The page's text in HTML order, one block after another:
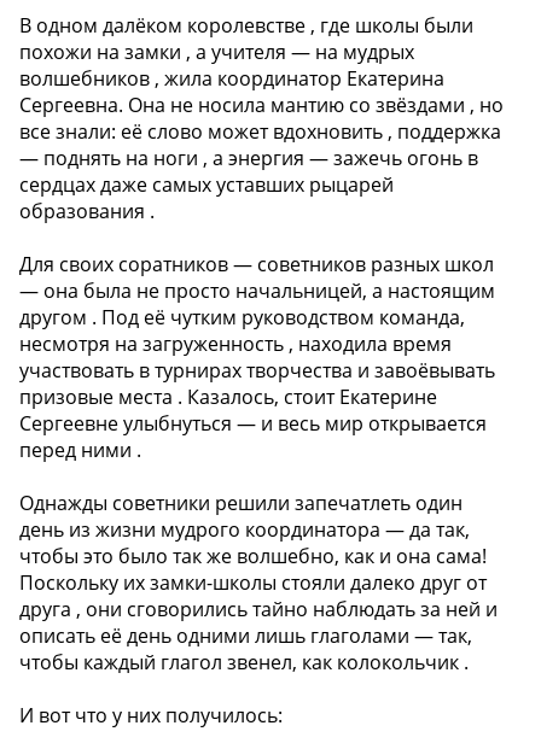
В одном далёком королевстве , где школы были
похожи на замки , а учителя — на мудрых
волшебников , жила координатор Екатерина
Сергеевна. Она не носила мантию со звёздами , но
все знали: её слово может вдохновить , поддержка
— поднять на ноги , а энергия — зажечь огонь в
сердцах даже самых уставших рыцарей
образования .
Для своих соратников — советников разных школ
— она была не просто начальницей, а настоящим
другом . Под её чутким руководством команда,
несмотря на загруженность , находила время
участвовать в турнирах творчества и завоёвывать
призовые места . Казалось, стоит Екатерине
Сергеевне улыбнуться — и весь мир открывается
перед ними .
Однажды советники решили запечатлеть один
день из жизни мудрого координатора — да так,
чтобы это было так же волшебно, как и она сама!
Поскольку их замки-школы стояли далеко друг от
друга , они сговорились тайно наблюдать за ней и
описать её день одними лишь глаголами — так,
чтобы каждый глагол звенел, как колокольчик .
И вот что у них получилось: